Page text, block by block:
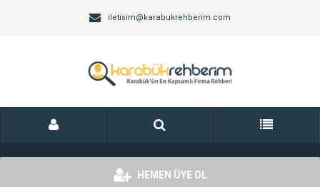
iletisim@karabukrehberim.com
HEMEN ÜYE OL